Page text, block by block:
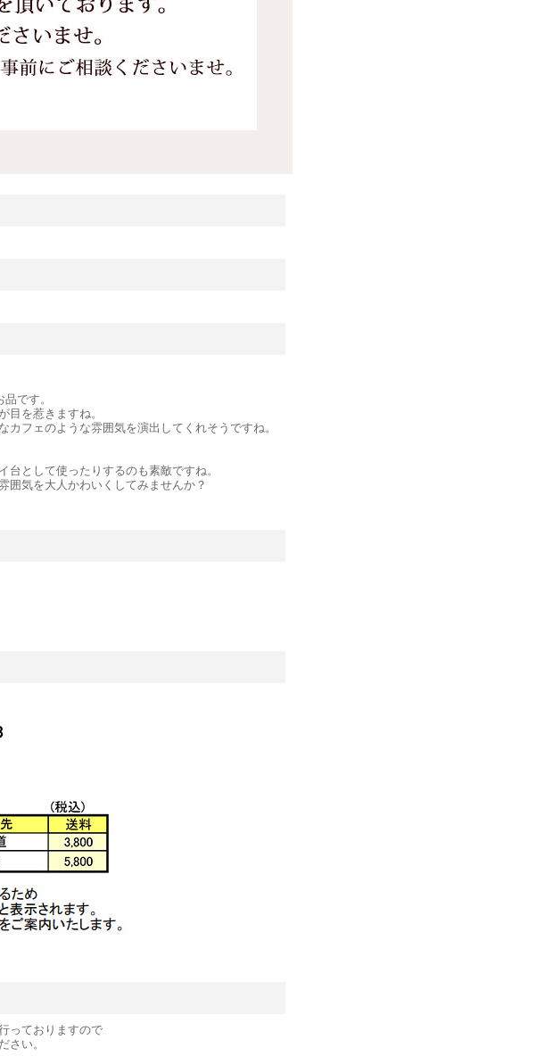
です。
目を惹きますね。
フェのような雰囲気を演出してくれそうですね。
として使ったりするのも素敵ですね。
囲気を大人かわいくしてみませんか？
っておりますので
さい。